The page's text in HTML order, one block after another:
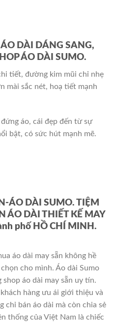
ÁO DÀI DÁNG SANG,
ÁO DÀI SUMO.
tiết, đường kim mũi chỉ nhẹ
mài sắc nét, hoạ tiết mạnh
áo, cái đẹp đến từ sự
bật, có sức hút mạnh mẽ.
ÁO DÀI SUMO. TIỆM
ÁO DÀI THIẾT KẾ MAY
phố HỒ CHÍ MINH.
áo dài may sẵn không hề
cho mình. Áo dài Sumo
áo dài may sẵn uy tín.
hàng ưu ái giới thiệu và
chỉ bán áo dài mà còn chia sẻ
thống của Việt Nam là chiếc